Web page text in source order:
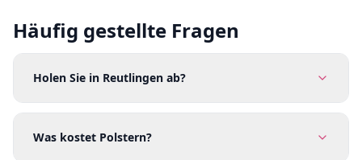
Häufig gestellte Fragen
Holen Sie in Reutlingen ab?
Was kostet Polstern?